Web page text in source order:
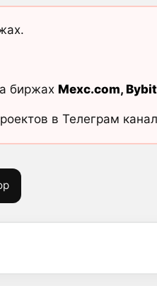
биржах Mexc.com,
в Телеграм